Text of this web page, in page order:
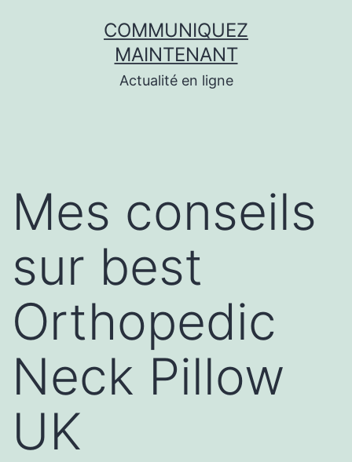
COMMUNIQUEZ
MAINTENANT
Actualité en ligne
Mes conseils
sur best
Orthopedic
Neck Pillow
UK